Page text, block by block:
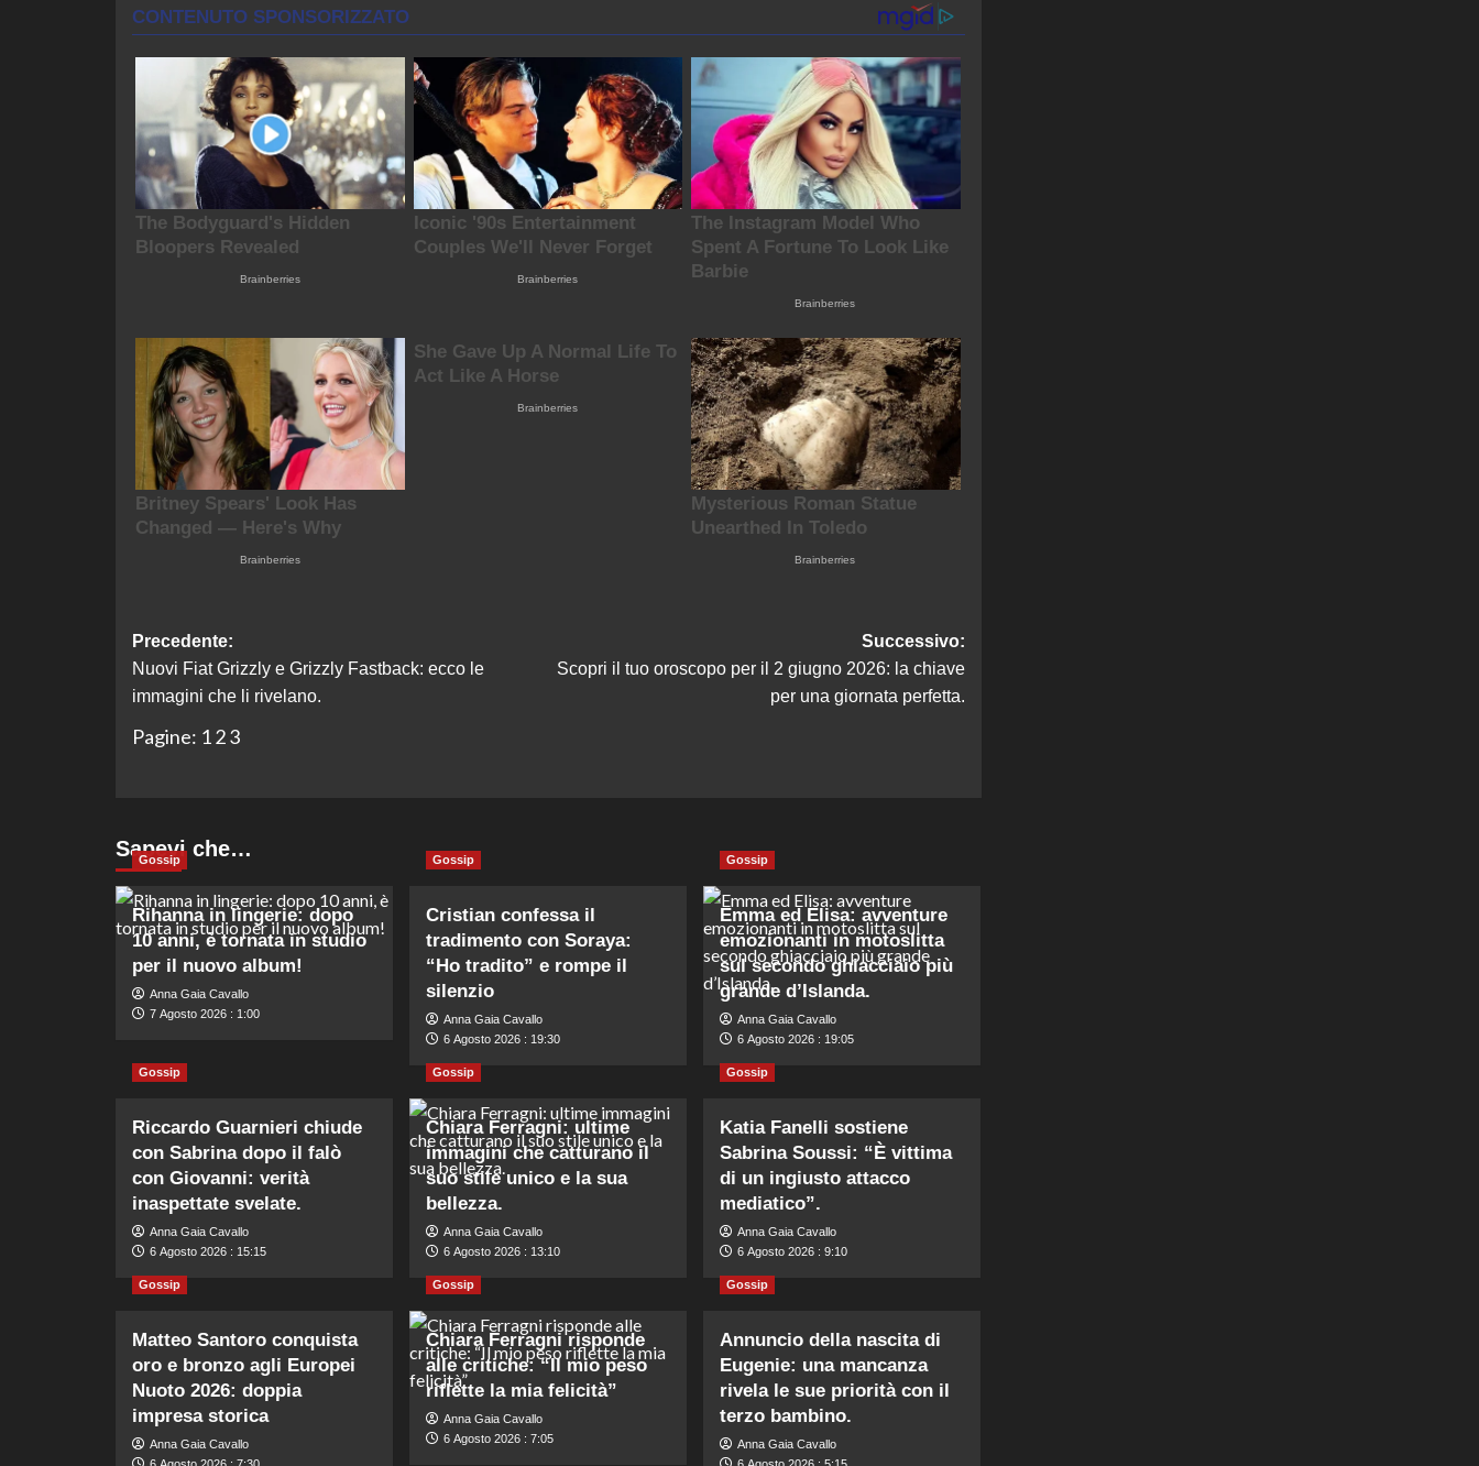
Navigazione
articolo
Precedente:
Nuovi Fiat Grizzly e Grizzly Fastback: ecco le
immagini che li rivelano.
Successivo:
Scopri il tuo oroscopo per il 2 giugno 2026: la chiave
per una giornata perfetta.
Pagine: 1 2 3
Sapevi che…
Gossip
Rihanna in lingerie: dopo
10 anni, è tornata in studio
per il nuovo album!
Anna Gaia Cavallo
7 Agosto 2026 : 1:00
Gossip
Cristian confessa il
tradimento con Soraya:
“Ho tradito” e rompe il
silenzio
Anna Gaia Cavallo
6 Agosto 2026 : 19:30
Gossip
Emma ed Elisa: avventure
emozionanti in motoslitta
sul secondo ghiacciaio più
grande d’Islanda.
Anna Gaia Cavallo
6 Agosto 2026 : 19:05
Gossip
Riccardo Guarnieri chiude
con Sabrina dopo il falò
con Giovanni: verità
inaspettate svelate.
Anna Gaia Cavallo
6 Agosto 2026 : 15:15
Gossip
Chiara Ferragni: ultime
immagini che catturano il
suo stile unico e la sua
bellezza.
Anna Gaia Cavallo
6 Agosto 2026 : 13:10
Gossip
Katia Fanelli sostiene
Sabrina Soussi: “È vittima
di un ingiusto attacco
mediatico”.
Anna Gaia Cavallo
6 Agosto 2026 : 9:10
Gossip
Matteo Santoro conquista
oro e bronzo agli Europei
Nuoto 2026: doppia
impresa storica
Anna Gaia Cavallo
6 Agosto 2026 : 7:30
Gossip
Chiara Ferragni risponde
alle critiche: “Il mio peso
riflette la mia felicità”
Anna Gaia Cavallo
6 Agosto 2026 : 7:05
Gossip
Annuncio della nascita di
Eugenie: una mancanza
rivela le sue priorità con il
terzo bambino.
Anna Gaia Cavallo
6 Agosto 2026 : 5:15